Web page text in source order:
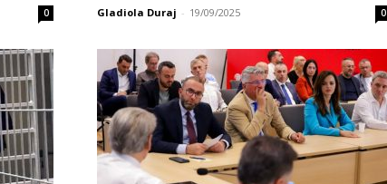
0 Gladiola Duraj - 19/09/2025 0